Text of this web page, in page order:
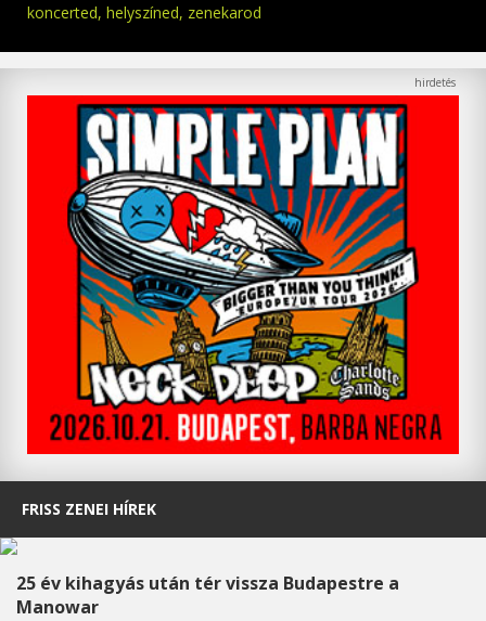
koncerted, helyszíned, zenekarod
FRISS ZENEI HÍREK
25 év kihagyás után tér vissza Budapestre a
Manowar